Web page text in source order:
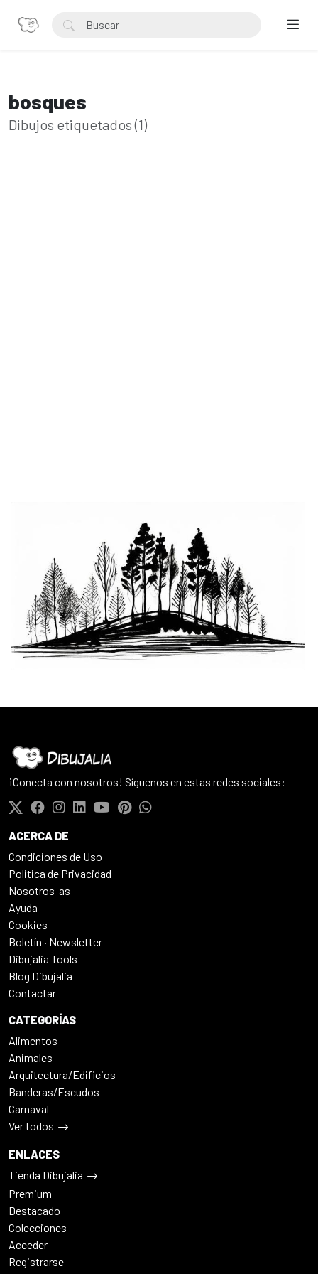
bosques
Dibujos etiquetados (1)
¡Conecta con nosotros! Síguenos en estas redes sociales:
ACERCA DE
Condiciones de Uso
Politica de Privacidad
Nosotros-as
Ayuda
Cookies
Boletín · Newsletter
Dibujalia Tools
Blog Dibujalia
Contactar
CATEGORÍAS
Alimentos
Animales
Arquitectura/Edificios
Banderas/Escudos
Carnaval
Ver todos
ENLACES
Tienda Dibujalia
Premium
Destacado
Colecciones
Acceder
Registrarse